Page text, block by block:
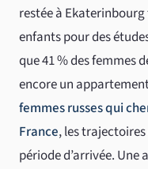
restée à
enfants pour des
que 41 % des femmes
encore un
femmes russes qui
France, les
période d’arrivée.